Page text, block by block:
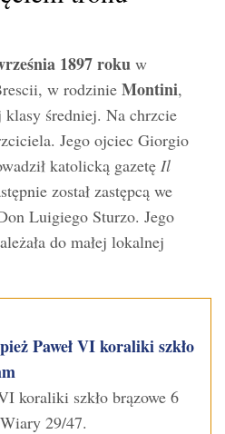
1897 roku w
w rodzinie Montini,
klasy średniej. Na chrzcie
Jego ojciec Giorgio
katolicką gazetę Il
został zastępcą we
Luigiego Sturzo. Jego
do małej lokalnej
Paweł VI koraliki szkło
koraliki szkło brązowe 6
29/47.